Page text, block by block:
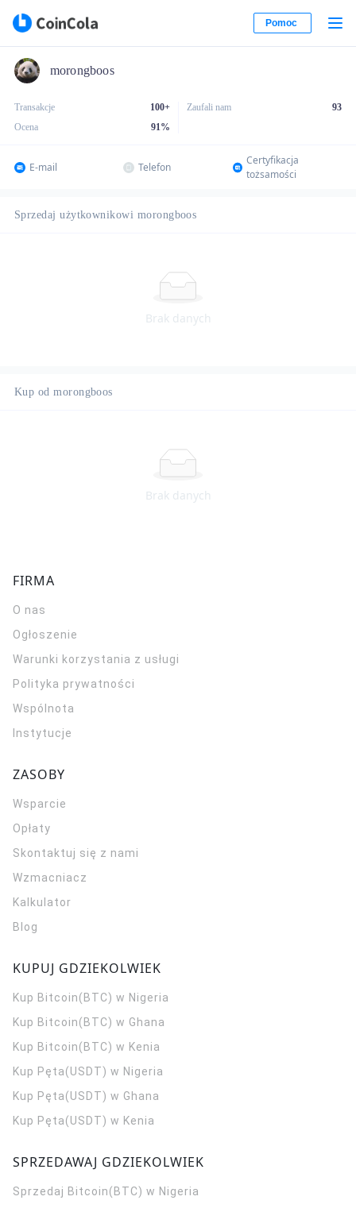
Pomoc
morongboos
Transakcje
100+
Ocena
91%
Zaufali nam 93
E-mail Telefon
Certyfikacja
tożsamości
Sprzedaj użytkownikowi morongboos
Brak danych
Kup od morongboos
Brak danych
FIRMA
O nas
Ogłoszenie
Warunki korzystania z usługi
Polityka prywatności
Wspólnota
Instytucje
ZASOBY
Wsparcie
Opłaty
Skontaktuj się z nami
Wzmacniacz
Kalkulator
Blog
KUPUJ GDZIEKOLWIEK
Kup Bitcoin(BTC) w Nigeria
Kup Bitcoin(BTC) w Ghana
Kup Bitcoin(BTC) w Kenia
Kup Pęta(USDT) w Nigeria
Kup Pęta(USDT) w Ghana
Kup Pęta(USDT) w Kenia
SPRZEDAWAJ GDZIEKOLWIEK
Sprzedaj Bitcoin(BTC) w Nigeria